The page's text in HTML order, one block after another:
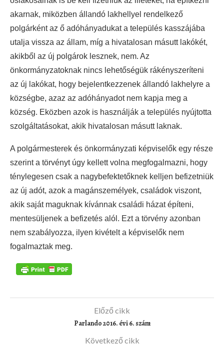
akarnak, miközben állandó lakhellyel rendelkező
polgárként az ő adóhányadukat a település kasszájába
utalja vissza az állam, míg a hivatalosan másutt lakókét,
akikből az új polgárok lesznek, nem. Az
önkormányzatoknak nincs lehetőségük rákényszeríteni
az új lakókat, hogy bejelentkezzenek állandó lakhelyre a
községbe, azaz az adóhányadot nem kapja meg a
község. Eközben azok is használják a település nyújtotta
szolgáltatásokat, akik hivatalosan másutt laknak.
A polgármesterek és önkormányzati képviselők egy része
szerint a törvényt úgy kellett volna megfogalmazni, hogy
ténylegesen csak a nagybefektetőknek kelljen befizetniük
az új adót, azok a magánszemélyek, családok viszont,
akik saját maguknak kívánnak családi házat építeni,
mentesüljenek a befizetés alól. Ezt a törvény azonban
nem szabályozza, ilyen kivételt a képviselők nem
fogalmaztak meg.
Előző cikk
Parlando 2016. évi 6. szám
Következő cikk